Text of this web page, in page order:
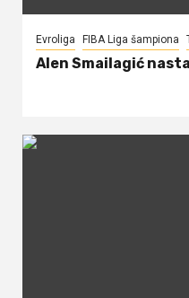
Evroliga FIBA Liga šampiona
Alen Smailagić